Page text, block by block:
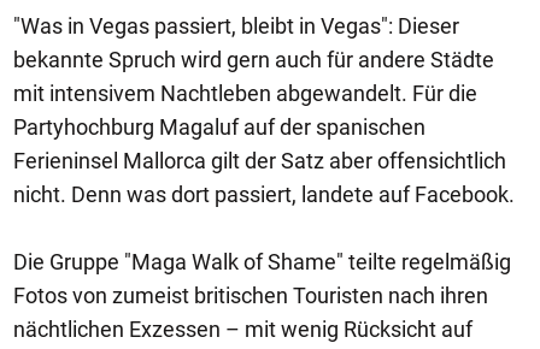
"Was in Vegas passiert, bleibt in Vegas": Dieser
bekannte Spruch wird gern auch für andere Städte
mit intensivem Nachtleben abgewandelt. Für die
Partyhochburg Magaluf auf der spanischen
Ferieninsel Mallorca gilt der Satz aber offensichtlich
nicht. Denn was dort passiert, landete auf Facebook.
Die Gruppe "Maga Walk of Shame" teilte regelmäßig
Fotos von zumeist britischen Touristen nach ihren
nächtlichen Exzessen – mit wenig Rücksicht auf